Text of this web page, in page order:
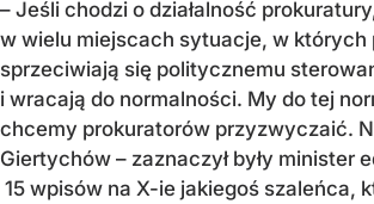
– Jeśli chodzi o działalność
w wielu miejscach sytuacje, w których
sprzeciwiają się politycznemu
i wracają do normalności. My do tej
chcemy prokuratorów przyzwyczaić.
Giertychów – zaznaczył były minister
15 wpisów na X-ie jakiegoś szaleńca,